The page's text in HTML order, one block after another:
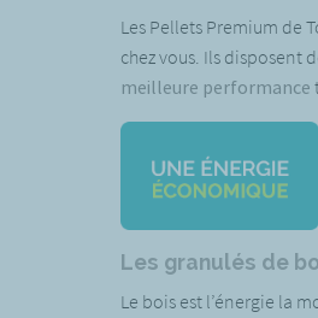
Les Pellets Premium de
chez vous. Ils disposent
meilleure performance
Les granulés de
Le bois est l’énergie la